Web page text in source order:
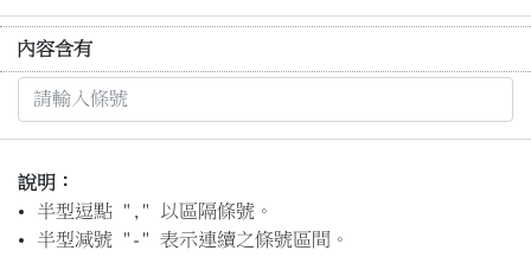
內容含有
說明：
半型逗點 "," 以區隔條號。
半型減號 "-" 表示連續之條號區間。